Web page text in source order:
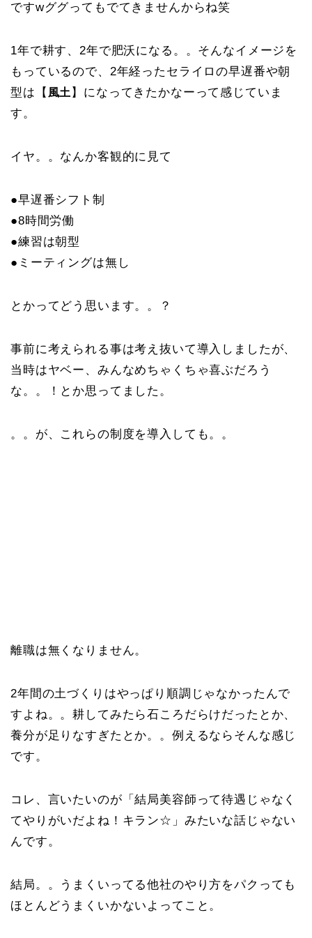
ですwググってもでてきませんからね笑
1年で耕す、2年で肥沃になる。。そんなイメージを
もっているので、2年経ったセライロの早遅番や朝
型は【 風土 】になってきたかなーって感じていま
す。
イヤ。。なんか客観的に見て
●早遅番シフト制
●8時間労働
●練習は朝型
●ミーティングは無し
とかってどう思います。。？
事前に考えられる事は考え抜いて導入しましたが、
当時はヤベー、みんなめちゃくちゃ喜ぶだろう
な。。！とか思ってました。
。。が、これらの制度を導入しても。。
離職は無くなりません。
2年間の土づくりはやっぱり順調じゃなかったんで
すよね。。耕してみたら石ころだらけだったとか、
養分が足りなすぎたとか。。例えるならそんな感じ
です。
コレ、言いたいのが「結局美容師って待遇じゃなく
てやりがいだよね！キラン☆」みたいな話じゃない
んです。
結局。。うまくいってる他社のやり方をパクっても
ほとんどうまくいかないよってこと。